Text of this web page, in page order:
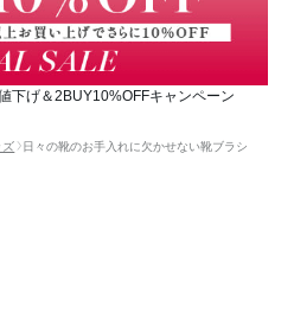
下げ＆2BUY10%OFFキャンペーン
日々の靴のお手入れに欠かせない靴ブラシ